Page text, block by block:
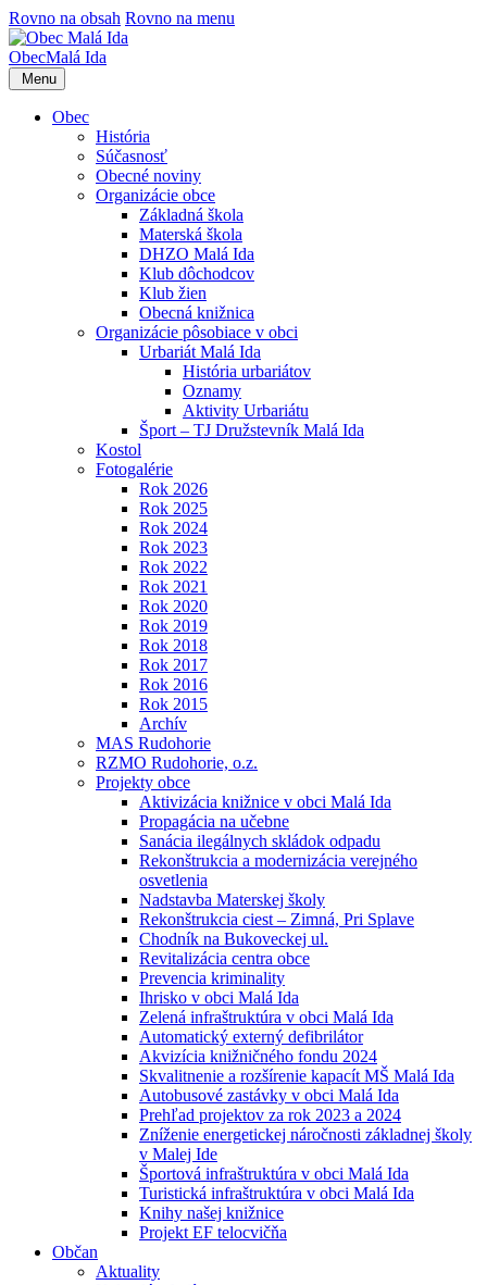
Rovno na obsah Rovno na menu
ObecMalá Ida
Menu
Obec
História
Súčasnosť
Obecné noviny
Organizácie obce
Základná škola
Materská škola
DHZO Malá Ida
Klub dôchodcov
Klub žien
Obecná knižnica
Organizácie pôsobiace v obci
Urbariát Malá Ida
História urbariátov
Oznamy
Aktivity Urbariátu
Šport – TJ Družstevník Malá Ida
Kostol
Fotogalérie
Rok 2026
Rok 2025
Rok 2024
Rok 2023
Rok 2022
Rok 2021
Rok 2020
Rok 2019
Rok 2018
Rok 2017
Rok 2016
Rok 2015
Archív
MAS Rudohorie
RZMO Rudohorie, o.z.
Projekty obce
Aktivizácia knižnice v obci Malá Ida
Propagácia na učebne
Sanácia ilegálnych skládok odpadu
Rekonštrukcia a modernizácia verejného
osvetlenia
Nadstavba Materskej školy
Rekonštrukcia ciest – Zimná, Pri Splave
Chodník na Bukoveckej ul.
Revitalizácia centra obce
Prevencia kriminality
Ihrisko v obci Malá Ida
Zelená infraštruktúra v obci Malá Ida
Automatický externý defibrilátor
Akvizícia knižničného fondu 2024
Skvalitnenie a rozšírenie kapacít MŠ Malá Ida
Autobusové zastávky v obci Malá Ida
Prehľad projektov za rok 2023 a 2024
Zníženie energetickej náročnosti základnej školy
v Malej Ide
Športová infraštruktúra v obci Malá Ida
Turistická infraštruktúra v obci Malá Ida
Knihy našej knižnice
Projekt EF telocvičňa
Občan
Aktuality